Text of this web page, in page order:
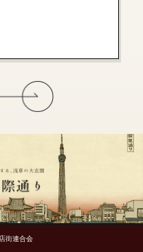
街連合会